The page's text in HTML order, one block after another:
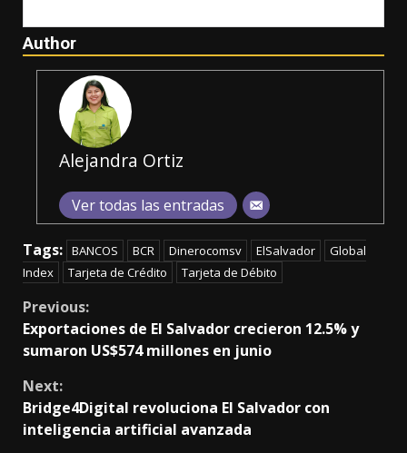
Author
Alejandra Ortiz
Ver todas las entradas
Tags: BANCOS BCR Dinerocomsv ElSalvador
Global
Index
Tarjeta de Crédito Tarjeta de Débito
Continue
Reading
Previous:
Exportaciones de El Salvador crecieron 12.5% y
sumaron US$574 millones en junio
Next:
Bridge4Digital revoluciona El Salvador con
inteligencia artificial avanzada